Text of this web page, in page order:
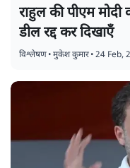
राहुल की पीएम मोदी
डील रद्द कर दिखाएँ
विश्लेषण•मुकेश कुमार•24 Feb,